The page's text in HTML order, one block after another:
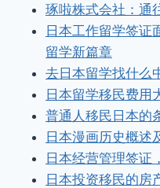
琢啦株式会社：通
日本工作留学签证
留学新篇章
去日本留学找什么
日本留学移民费用
普通人移民日本的
日本漫画历史概述
日本经营管理签证
日本投资移民的房